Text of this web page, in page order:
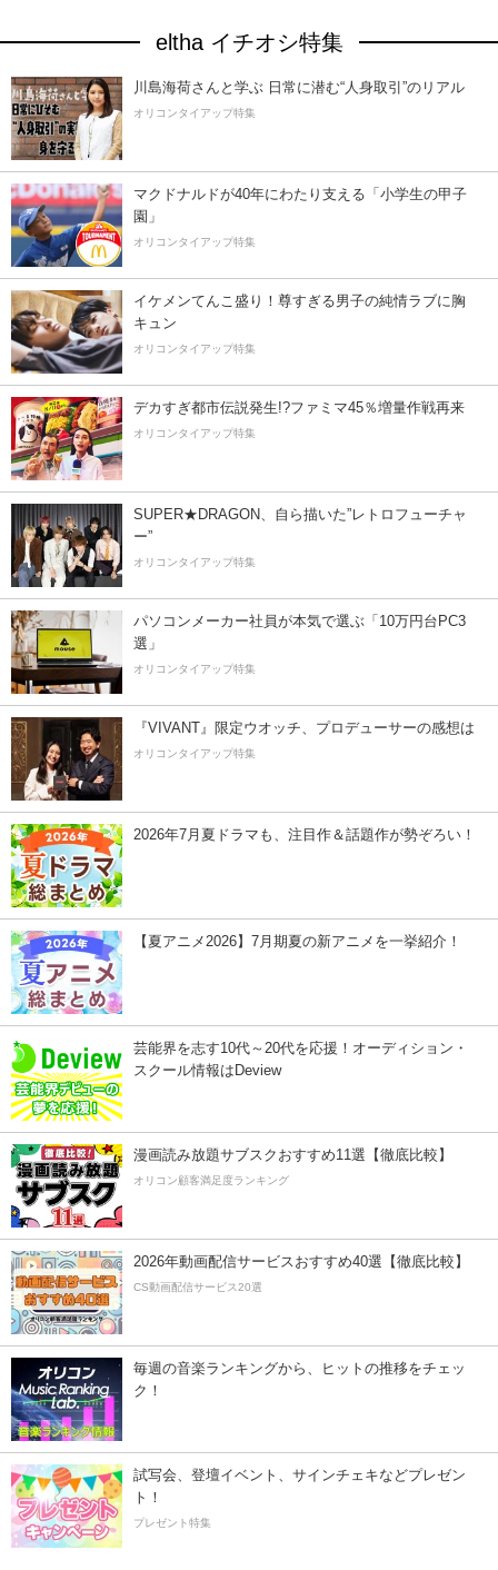
eltha イチオシ特集
川島海荷さんと学ぶ 日常に潜む“人身取引”のリアル
オリコンタイアップ特集
マクドナルドが40年にわたり支える「小学生の甲子
園」
オリコンタイアップ特集
イケメンてんこ盛り！尊すぎる男子の純情ラブに胸
キュン
オリコンタイアップ特集
デカすぎ都市伝説発生!?ファミマ45％増量作戦再来
オリコンタイアップ特集
SUPER★DRAGON、自ら描いた”レトロフューチャ
ー”
オリコンタイアップ特集
パソコンメーカー社員が本気で選ぶ「10万円台PC3
選」
オリコンタイアップ特集
『VIVANT』限定ウオッチ、プロデューサーの感想は
オリコンタイアップ特集
2026年7月夏ドラマも、注目作＆話題作が勢ぞろい！
【夏アニメ2026】7月期夏の新アニメを一挙紹介！
芸能界を志す10代～20代を応援！オーディション・
スクール情報はDeview
漫画読み放題サブスクおすすめ11選【徹底比較】
オリコン顧客満足度ランキング
2026年動画配信サービスおすすめ40選【徹底比較】
CS動画配信サービス20選
毎週の音楽ランキングから、ヒットの推移をチェッ
ク！
試写会、登壇イベント、サインチェキなどプレゼン
ト！
プレゼント特集